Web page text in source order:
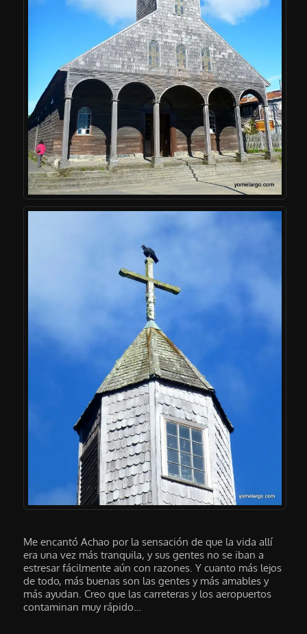
Me encantó Achao por la sensación de que la vida allí
era una vez más tranquila, y sus gentes no se iban a
estresar fácilmente aún con razones. Y cuanto más lejos
de todo, más buenas son las gentes y más amables y
más ayudan. Creo que las carreteras y los aeropuertos
contaminan muy rápido…